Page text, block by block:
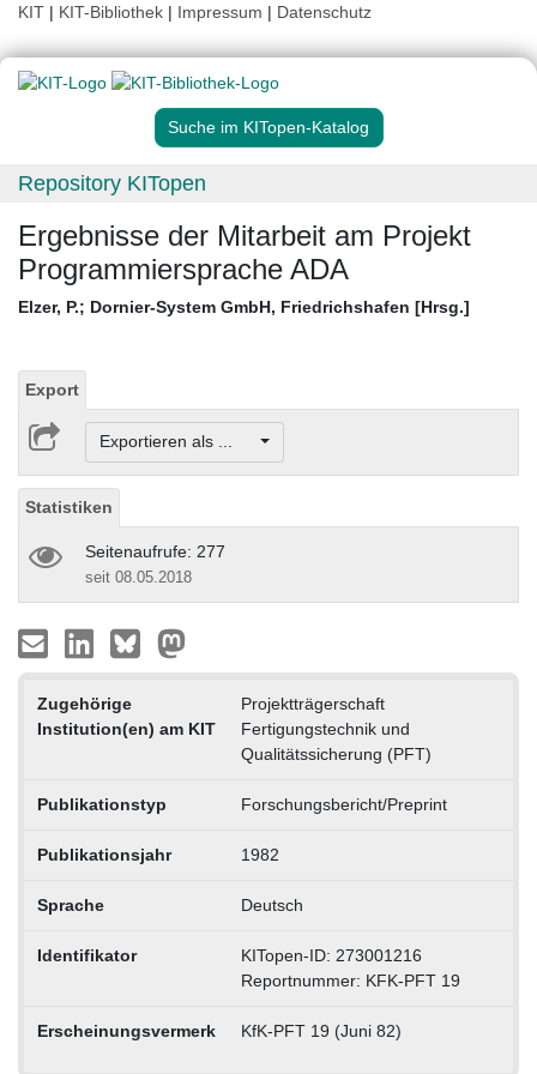
KIT | KIT-Bibliothek | Impressum | Datenschutz
Suche im KITopen-Katalog
Repository KITopen
Ergebnisse der Mitarbeit am Projekt
Programmiersprache ADA
Elzer, P.; Dornier-System GmbH, Friedrichshafen [Hrsg.]
Export
Exportieren als ...
Statistiken
Seitenaufrufe: 277
seit 08.05.2018
Zugehörige
Institution(en) am KIT
Projektträgerschaft
Fertigungstechnik und
Qualitätssicherung (PFT)
Publikationstyp Forschungsbericht/Preprint
Publikationsjahr 1982
Sprache Deutsch
Identifikator
KITopen-ID: 273001216
Reportnummer: KFK-PFT 19
Erscheinungsvermerk KfK-PFT 19 (Juni 82)